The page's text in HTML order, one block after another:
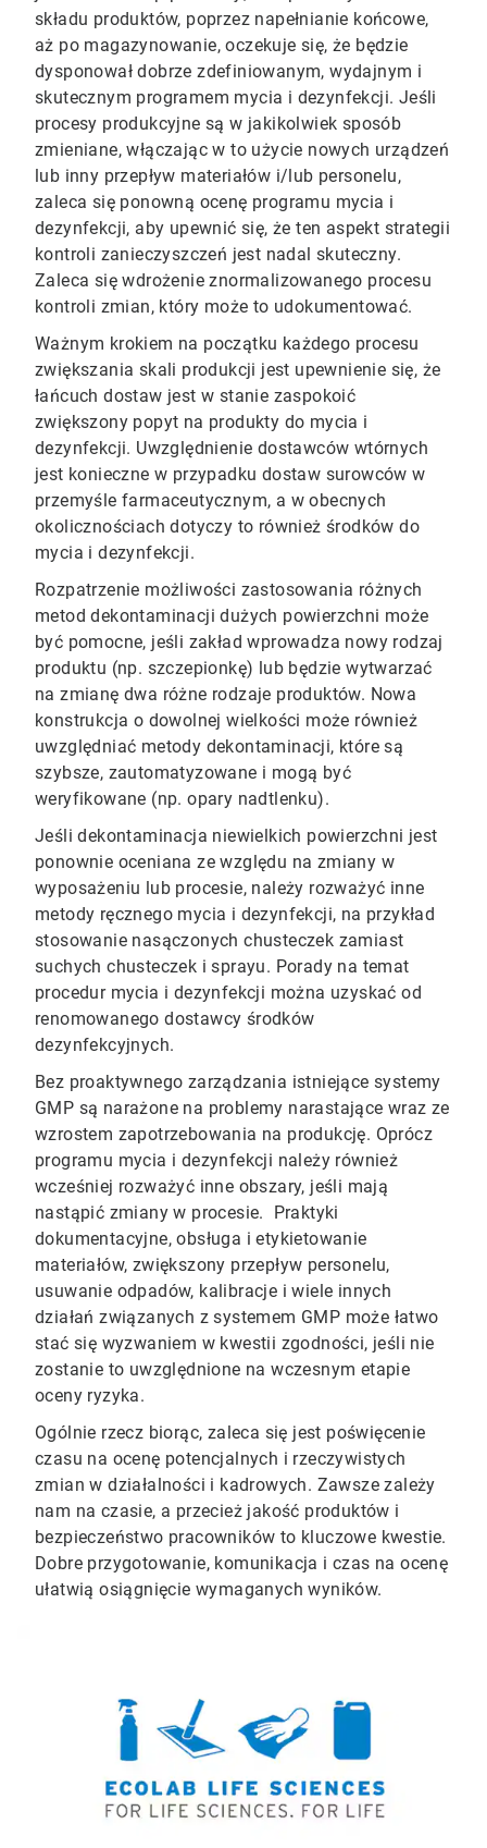
składu produktów, poprzez napełnianie końcowe,
aż po magazynowanie, oczekuje się, że będzie
dysponował dobrze zdefiniowanym, wydajnym i
skutecznym programem mycia i dezynfekcji. Jeśli
procesy produkcyjne są w jakikolwiek sposób
zmieniane, włączając w to użycie nowych urządzeń
lub inny przepływ materiałów i/lub personelu,
zaleca się ponowną ocenę programu mycia i
dezynfekcji, aby upewnić się, że ten aspekt strategii
kontroli zanieczyszczeń jest nadal skuteczny.
Zaleca się wdrożenie znormalizowanego procesu
kontroli zmian, który może to udokumentować.
Ważnym krokiem na początku każdego procesu
zwiększania skali produkcji jest upewnienie się, że
łańcuch dostaw jest w stanie zaspokoić
zwiększony popyt na produkty do mycia i
dezynfekcji. Uwzględnienie dostawców wtórnych
jest konieczne w przypadku dostaw surowców w
przemyśle farmaceutycznym, a w obecnych
okolicznościach dotyczy to również środków do
mycia i dezynfekcji.​​​​​​​
Rozpatrzenie możliwości zastosowania różnych
metod dekontaminacji dużych powierzchni może
być pomocne, jeśli zakład wprowadza nowy rodzaj
produktu (np. szczepionkę) lub będzie wytwarzać
na zmianę dwa różne rodzaje produktów. Nowa
konstrukcja o dowolnej wielkości może również
uwzględniać metody dekontaminacji, które są
szybsze, zautomatyzowane i mogą być
weryfikowane (np. opary nadtlenku).
Jeśli dekontaminacja niewielkich powierzchni jest
ponownie oceniana ze względu na zmiany w
wyposażeniu lub procesie, należy rozważyć inne
metody ręcznego mycia i dezynfekcji, na przykład
stosowanie nasączonych chusteczek zamiast
suchych chusteczek i sprayu. Porady na temat
procedur mycia i dezynfekcji można uzyskać od
renomowanego dostawcy środków
dezynfekcyjnych.
Bez proaktywnego zarządzania istniejące systemy
GMP są narażone na problemy narastające wraz ze
wzrostem zapotrzebowania na produkcję. Oprócz
programu mycia i dezynfekcji należy również
wcześniej rozważyć inne obszary, jeśli mają
nastąpić zmiany w procesie. Praktyki
dokumentacyjne, obsługa i etykietowanie
materiałów, zwiększony przepływ personelu,
usuwanie odpadów, kalibracje i wiele innych
działań związanych z systemem GMP może łatwo
stać się wyzwaniem w kwestii zgodności, jeśli nie
zostanie to uwzględnione na wczesnym etapie
oceny ryzyka.
Ogólnie rzecz biorąc, zaleca się jest poświęcenie
czasu na ocenę potencjalnych i rzeczywistych
zmian w działalności i kadrowych. Zawsze zależy
nam na czasie, a przecież jakość produktów i
bezpieczeństwo pracowników to kluczowe kwestie.
Dobre przygotowanie, komunikacja i czas na ocenę
ułatwią osiągnięcie wymaganych wyników.